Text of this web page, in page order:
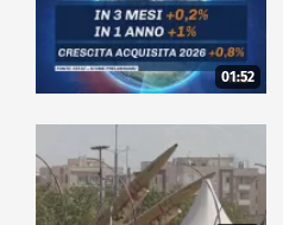
01:52